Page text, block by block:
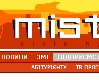
НОВИНИ ЗМІ
АБІТУРІЄНТУ ТВ-